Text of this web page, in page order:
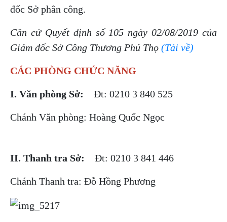
đốc Sở phân công.
Căn cứ Quyết định số 105 ngày 02/08/2019 của
Giám đốc Sở Công Thương Phú Thọ (Tải về)
CÁC PHÒNG CHỨC NĂNG
I. Văn phòng Sở: Đt: 0210 3 840 525
Chánh Văn phòng: Hoàng Quốc Ngọc
II. Thanh tra Sở: Đt: 0210 3 841 446
Chánh Thanh tra: Đỗ Hồng Phương